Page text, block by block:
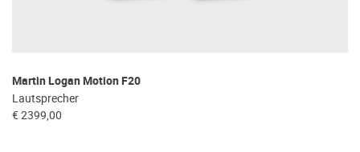
Martin Logan Motion F20
Lautsprecher
€ 2399,00